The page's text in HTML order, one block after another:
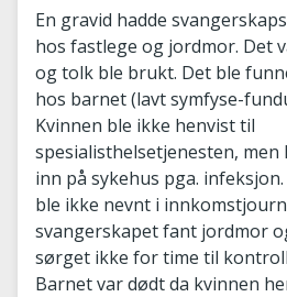
En gravid hadde
hos fastlege og jordmor. Det
og tolk ble brukt. Det ble
hos barnet (lavt symfyse-
Kvinnen ble ikke henvist til
spesialisthelsetjenesten,
inn på sykehus pga.
ble ikke nevnt i
svangerskapet fant jordmor
sørget ikke for time til
Barnet var dødt da kvinnen